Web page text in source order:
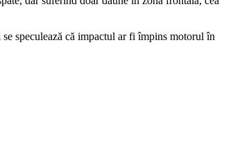
speculează că impactul ar fi împins motorul în